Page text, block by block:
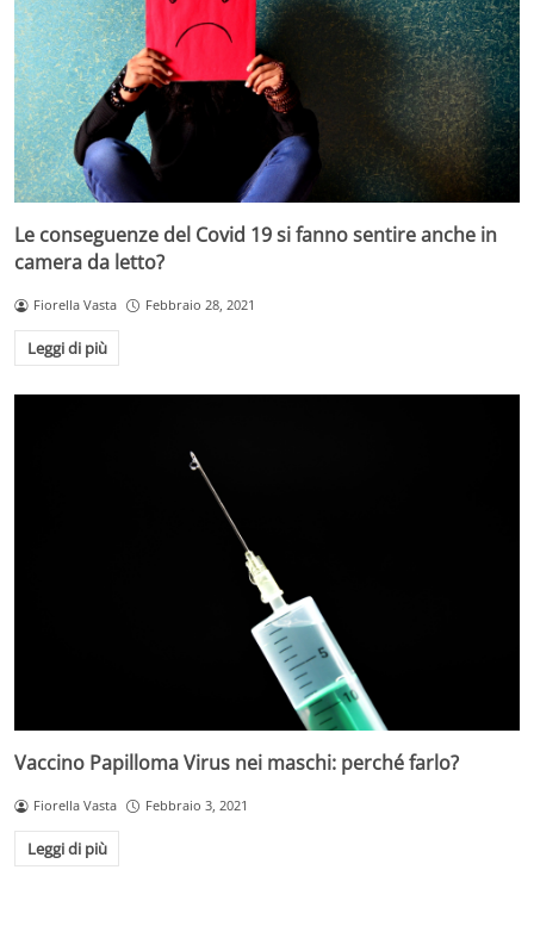
Le conseguenze del Covid 19 si fanno sentire anche in
camera da letto?
Fiorella Vasta Febbraio 28, 2021
Leggi di più
Vaccino Papilloma Virus nei maschi: perché farlo?
Fiorella Vasta Febbraio 3, 2021
Leggi di più